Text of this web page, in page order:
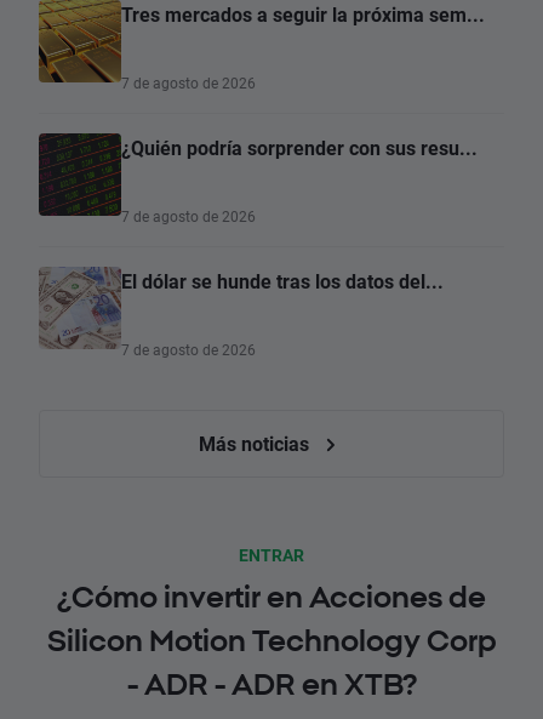
Tres mercados a seguir la próxima sem...
7 de agosto de 2026
¿Quién podría sorprender con sus resu...
7 de agosto de 2026
El dólar se hunde tras los datos del...
7 de agosto de 2026
Más noticias
ENTRAR
¿Cómo invertir en Acciones de
Silicon Motion Technology Corp
- ADR - ADR en XTB?